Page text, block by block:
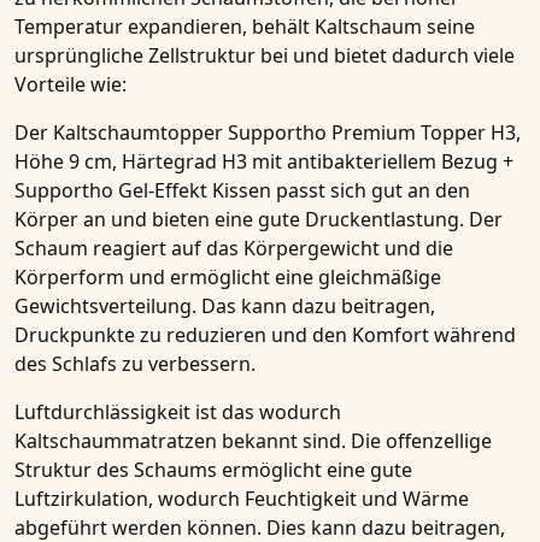
Temperatur expandieren, behält Kaltschaum seine
ursprüngliche Zellstruktur bei und bietet dadurch viele
Vorteile wie:
Der Kaltschaumtopper Supportho Premium Topper H3,
Höhe 9 cm, Härtegrad H3 mit antibakteriellem Bezug +
Supportho Gel-Effekt Kissen passt sich gut an den
Körper an und bieten eine gute Druckentlastung. Der
Schaum reagiert auf das Körpergewicht und die
Körperform und ermöglicht eine gleichmäßige
Gewichtsverteilung. Das kann dazu beitragen,
Druckpunkte zu reduzieren und den Komfort während
des Schlafs zu verbessern.
Luftdurchlässigkeit ist das wodurch
Kaltschaummatratzen bekannt sind. Die offenzellige
Struktur des Schaums ermöglicht eine gute
Luftzirkulation, wodurch Feuchtigkeit und Wärme
abgeführt werden können. Dies kann dazu beitragen,